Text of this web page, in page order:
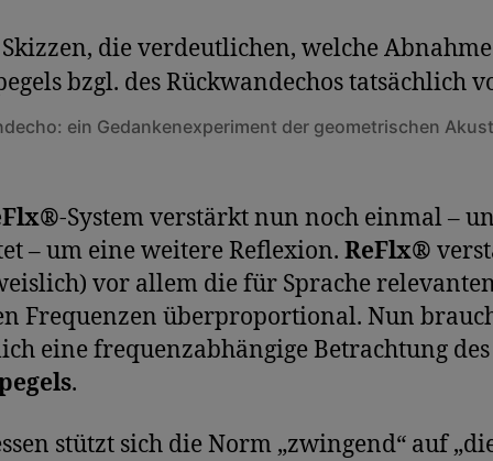
ein Gedankenexperiment der geometrischen
-System verstärkt nun noch einmal –
– um eine weitere Reflexion. ReFlx®
vor allem die für Sprache
Frequenzen überproportional. Nun
eine frequenzabhängige Betrachtung des
.
stützt sich die Norm „zwingend“ auf